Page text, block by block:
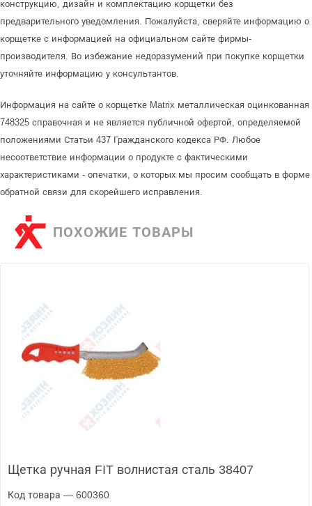
конструкцию, дизайн и комплектацию корщетки без
предварительного уведомления. Пожалуйста, сверяйте информацию о
корщетке с информацией на официальном сайте фирмы-
производителя. Во избежание недоразумений при покупке корщетки
уточняйте информацию у консультантов.
Информация на сайте о корщетке Matrix металлическая оцинкованная
748325 справочная и не является публичной офертой, определяемой
положениями Статьи 437 Гражданского кодекса РФ. Любое
несоответствие информации о продукте с фактическими
характеристиками - опечатки, о которых мы просим сообщать в форме
обратной связи для скорейшего исправления.
ПОХОЖИЕ ТОВАРЫ
Щетка ручная FIT волнистая сталь 38407
Код товара — 600360